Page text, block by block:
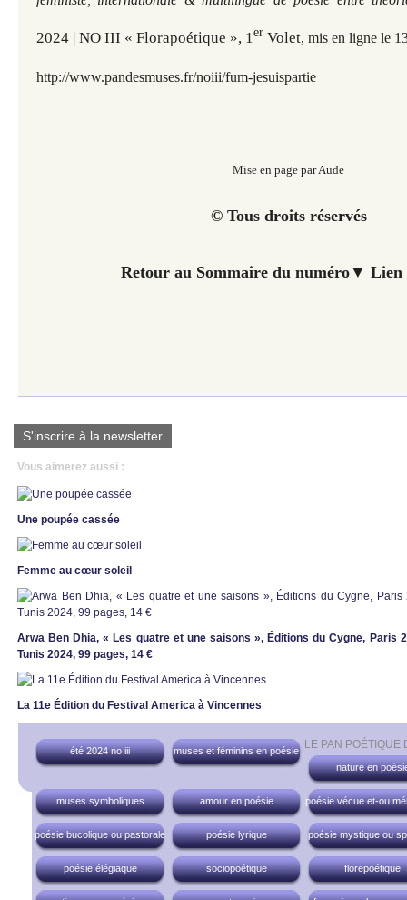
2024 | NO III « Florapoétique », 1er Volet, mis en ligne le
http://www.pandesmuses.fr/noiii/fum-jesuispartie
Mise en page par Aude
© Tous droits réservés
Retour au Sommaire du numéro▼ Lien
S'inscrire à la newsletter
Vous aimerez aussi :
Une poupée cassée
Femme au cœur soleil
Arwa Ben Dhia, « Les quatre et une saisons », Éditions du Cygne, Paris
Tunis 2024, 99 pages, 14 €
La 11e Édition du Festival America à Vincennes
LE PAN POÉTIQUE
été 2024 no iii
muses et féminins en poésie
nature en
muses symboliques amour en poésie poésie vécue et-ou
poésie bucolique ou pastorale poésie lyrique poésie mystique ou
poésie élégiaque sociopoétique florepoétique